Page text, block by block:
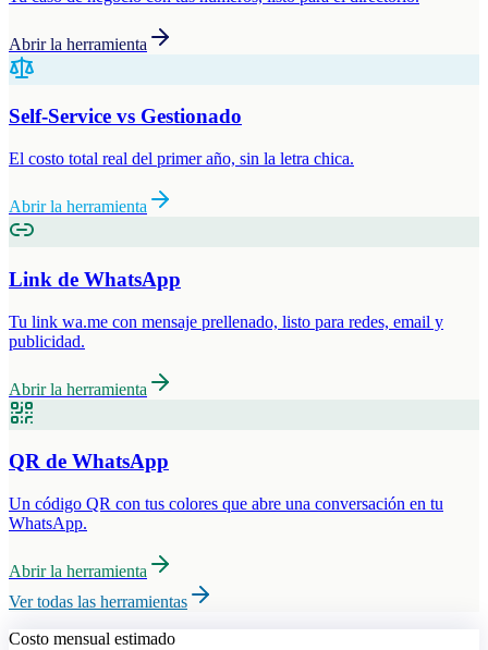
Abrir la herramienta
Self-Service vs Gestionado
El costo total real del primer año, sin la letra chica.
Abrir la herramienta
Link de WhatsApp
Tu link wa.me con mensaje prellenado, listo para redes, email y
publicidad.
Abrir la herramienta
QR de WhatsApp
Un código QR con tus colores que abre una conversación en tu
WhatsApp.
Abrir la herramienta
Ver todas las herramientas
Costo mensual estimado